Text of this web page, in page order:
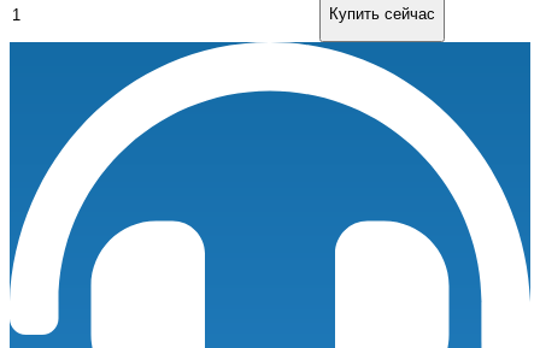
Генератор
количество
Купить сейчас